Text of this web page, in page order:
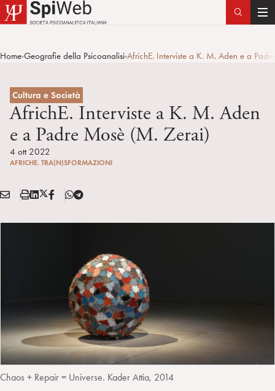
T
g
o
Home>Geografie della Psicoanalisi>AfrichE. Interviste a K. M. Aden e a
Cultura e Società
AfrichE. Interviste a K. M. Aden
e a Padre Mosè (M. Zerai)
4 ott 2022
AFRICHE. TRA(N)SFORMAZIONI
Condividi:
E
A
S
a
L
n
X
T
F
T
l
a
m
Chaos + Repair = Universe. Kader Attia, 2014